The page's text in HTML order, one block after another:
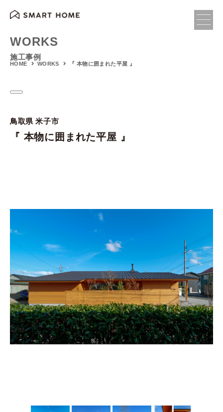
WORKS
施工事例
HOME WORKS 『 本物に囲まれた平屋 』
鳥取県 米子市
『 本物に囲まれた平屋 』